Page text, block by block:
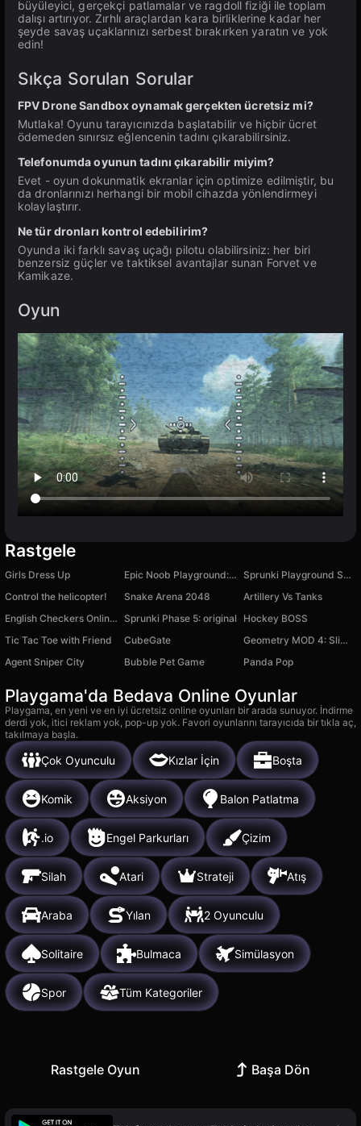
büyüleyici, gerçekçi patlamalar ve ragdoll fiziği ile toplam
dalışı artırıyor. Zırhlı araçlardan kara birliklerine kadar her
şeyde savaş uçaklarınızı serbest bırakırken yaratın ve yok
edin!
Sıkça Sorulan Sorular
FPV Drone Sandbox oynamak gerçekten ücretsiz mi?
Mutlaka! Oyunu tarayıcınızda başlatabilir ve hiçbir ücret
ödemeden sınırsız eğlencenin tadını çıkarabilirsiniz.
Telefonumda oyunun tadını çıkarabilir miyim?
Evet - oyun dokunmatik ekranlar için optimize edilmiştir, bu
da dronlarınızı herhangi bir mobil cihazda yönlendirmeyi
kolaylaştırır.
Ne tür dronları kontrol edebilirim?
Oyunda iki farklı savaş uçağı pilotu olabilirsiniz: her biri
benzersiz güçler ve taktiksel avantajlar sunan Forvet ve
Kamikaze.
Oyun
Rastgele
Girls Dress Up Epic Noob Playground: An Open World
Sprunki Playground Sandbox
Control the helicopter!
Snake Arena 2048
Artillery Vs Tanks
English Checkers Online Multiplayer
Sprunki Phase 5: original
Hockey BOSS
Tic Tac Toe with Friend
CubeGate
Geometry MOD 4: Slime Dash
Agent Sniper City
Bubble Pet Game Panda Pop
Playgama'da Bedava Online Oyunlar
Playgama, en yeni ve en iyi ücretsiz online oyunları bir arada sunuyor. İndirme
derdi yok, itici reklam yok, pop-up yok. Favori oyunlarını tarayıcıda bir tıkla aç,
takılmaya başla.
Çok Oyunculu Kızlar İçin Boşta
Komik Aksiyon Balon Patlatma
.io Engel Parkurları Çizim
Silah Atari Strateji Atış
Araba Yılan 2 Oyunculu
Solitaire Bulmaca Simülasyon
Spor Tüm Kategoriler
Rastgele Oyun Başa Dön